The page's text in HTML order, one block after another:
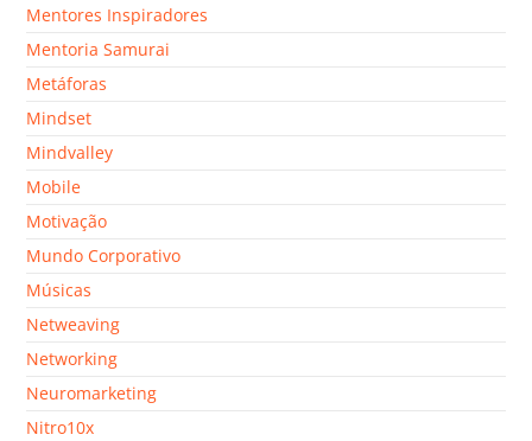
Mentores Inspiradores
Mentoria Samurai
Metáforas
Mindset
Mindvalley
Mobile
Motivação
Mundo Corporativo
Músicas
Netweaving
Networking
Neuromarketing
Nitro10x